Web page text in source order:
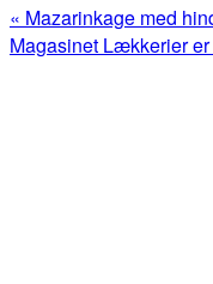
Previous
Post:
« Mazarinkage med
Next
Magasinet Lækkerier